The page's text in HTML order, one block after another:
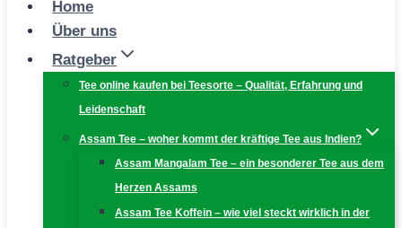
Home
Über uns
Ratgeber
Tee online kaufen bei Teesorte – Qualität, Erfahrung und
Leidenschaft
Assam Tee – woher kommt der kräftige Tee aus Indien?
Assam Mangalam Tee – ein besonderer Tee aus dem
Herzen Assams
Assam Tee Koffein – wie viel steckt wirklich in der